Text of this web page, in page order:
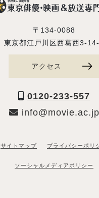
〒134-0088
東京都江戸川区西葛西3-
アクセス
0120-233-557
info@movie.ac.jp
サイトマップ プライバシーポリ
ソーシャルメディアポリシー